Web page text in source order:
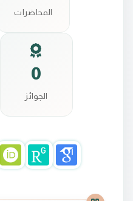
المحاضرات
0
الجوائز